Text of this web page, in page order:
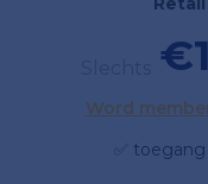
Word
✅